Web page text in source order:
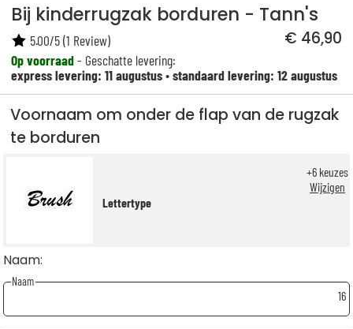
Bij kinderrugzak borduren - Tann's
€ 46,90
Op voorraad- Geschatte levering:
express levering: 11 augustus•standaard levering: 12 augustus
5.00/5(1 Review)
Voornaam om onder de flap van de rugzak
te borduren
Lettertype
+6 keuzes
Wijzigen
Naam:
Naam
16